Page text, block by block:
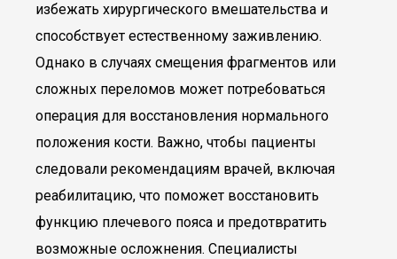
избежать хирургического вмешательства и
способствует естественному заживлению.
Однако в случаях смещения фрагментов или
сложных переломов может потребоваться
операция для восстановления нормального
положения кости. Важно, чтобы пациенты
следовали рекомендациям врачей, включая
реабилитацию, что поможет восстановить
функцию плечевого пояса и предотвратить
возможные осложнения. Специалисты